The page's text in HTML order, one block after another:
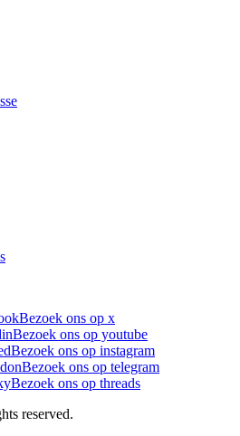
Bezoek ons op x
Bezoek ons op youtube
Bezoek ons op instagram
Bezoek ons op telegram
Bezoek ons op threads
reserved.